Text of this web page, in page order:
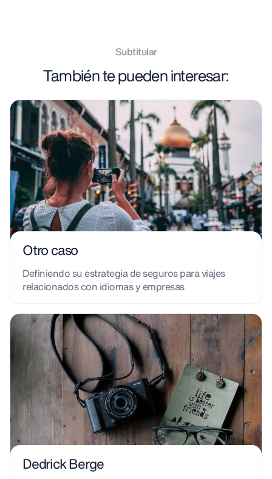
Subtitular
También te pueden interesar:
Otro caso
Definiendo su estrategia de seguros para viajes
relacionados con idiomas y empresas
Dedrick Berge